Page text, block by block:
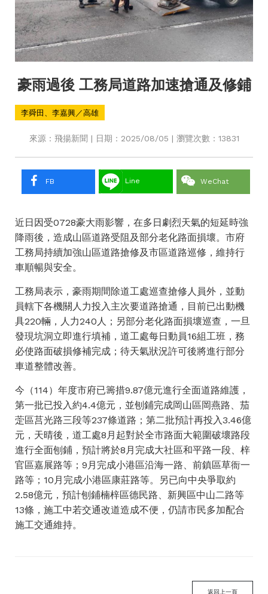
豪雨過後 工務局道路加速搶通及修鋪
李舜田、李嘉興／高雄
來源：飛揚新聞 | 日期：2025/08/05 | 瀏覽次數：13831
FB Line WeChat
近日因受0728豪大雨影響，在多日劇烈天氣的短延時強
降雨後，造成山區道路受阻及部分老化路面損壞。市府
工務局持續加強山區道路搶修及市區道路巡修，維持行
車順暢與安全。
工務局表示，豪雨期間除道工處巡查搶修人員外，並動
員轄下各機關人力投入主次要道路搶通，目前已出動機
具220輛，人力240人；另部分老化路面損壞巡查，一旦
發現坑洞立即進行填補，道工處每日動員16組工班，務
必使路面破損修補完成；待天氣狀況許可後將進行部分
車道整體改善。
今（114）年度市府已籌措9.87億元進行全面道路維護，
第一批已投入約4.4億元，並刨鋪完成岡山區岡燕路、茄
萣區莒光路三段等237條道路；第二批預計再投入3.46億
元，天晴後，道工處8月起對於全市路面大範圍破壞路段
進行全面刨鋪，預計將於8月完成大社區和平路一段、梓
官區嘉展路等；9月完成小港區沿海一路、前鎮區草衙一
路等；10月完成小港區康莊路等。另已向中央爭取約
2.58億元，預計刨鋪楠梓區德民路、新興區中山二路等
13條，施工中若交通改道造成不便，仍請市民多加配合
施工交通維持。
返回上一頁